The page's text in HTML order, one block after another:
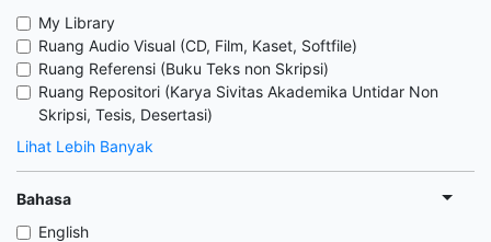
My Library
Ruang Audio Visual (CD, Film, Kaset, Softfile)
Ruang Referensi (Buku Teks non Skripsi)
Ruang Repositori (Karya Sivitas Akademika Untidar Non
Skripsi, Tesis, Desertasi)
Lihat Lebih Banyak
Bahasa
English